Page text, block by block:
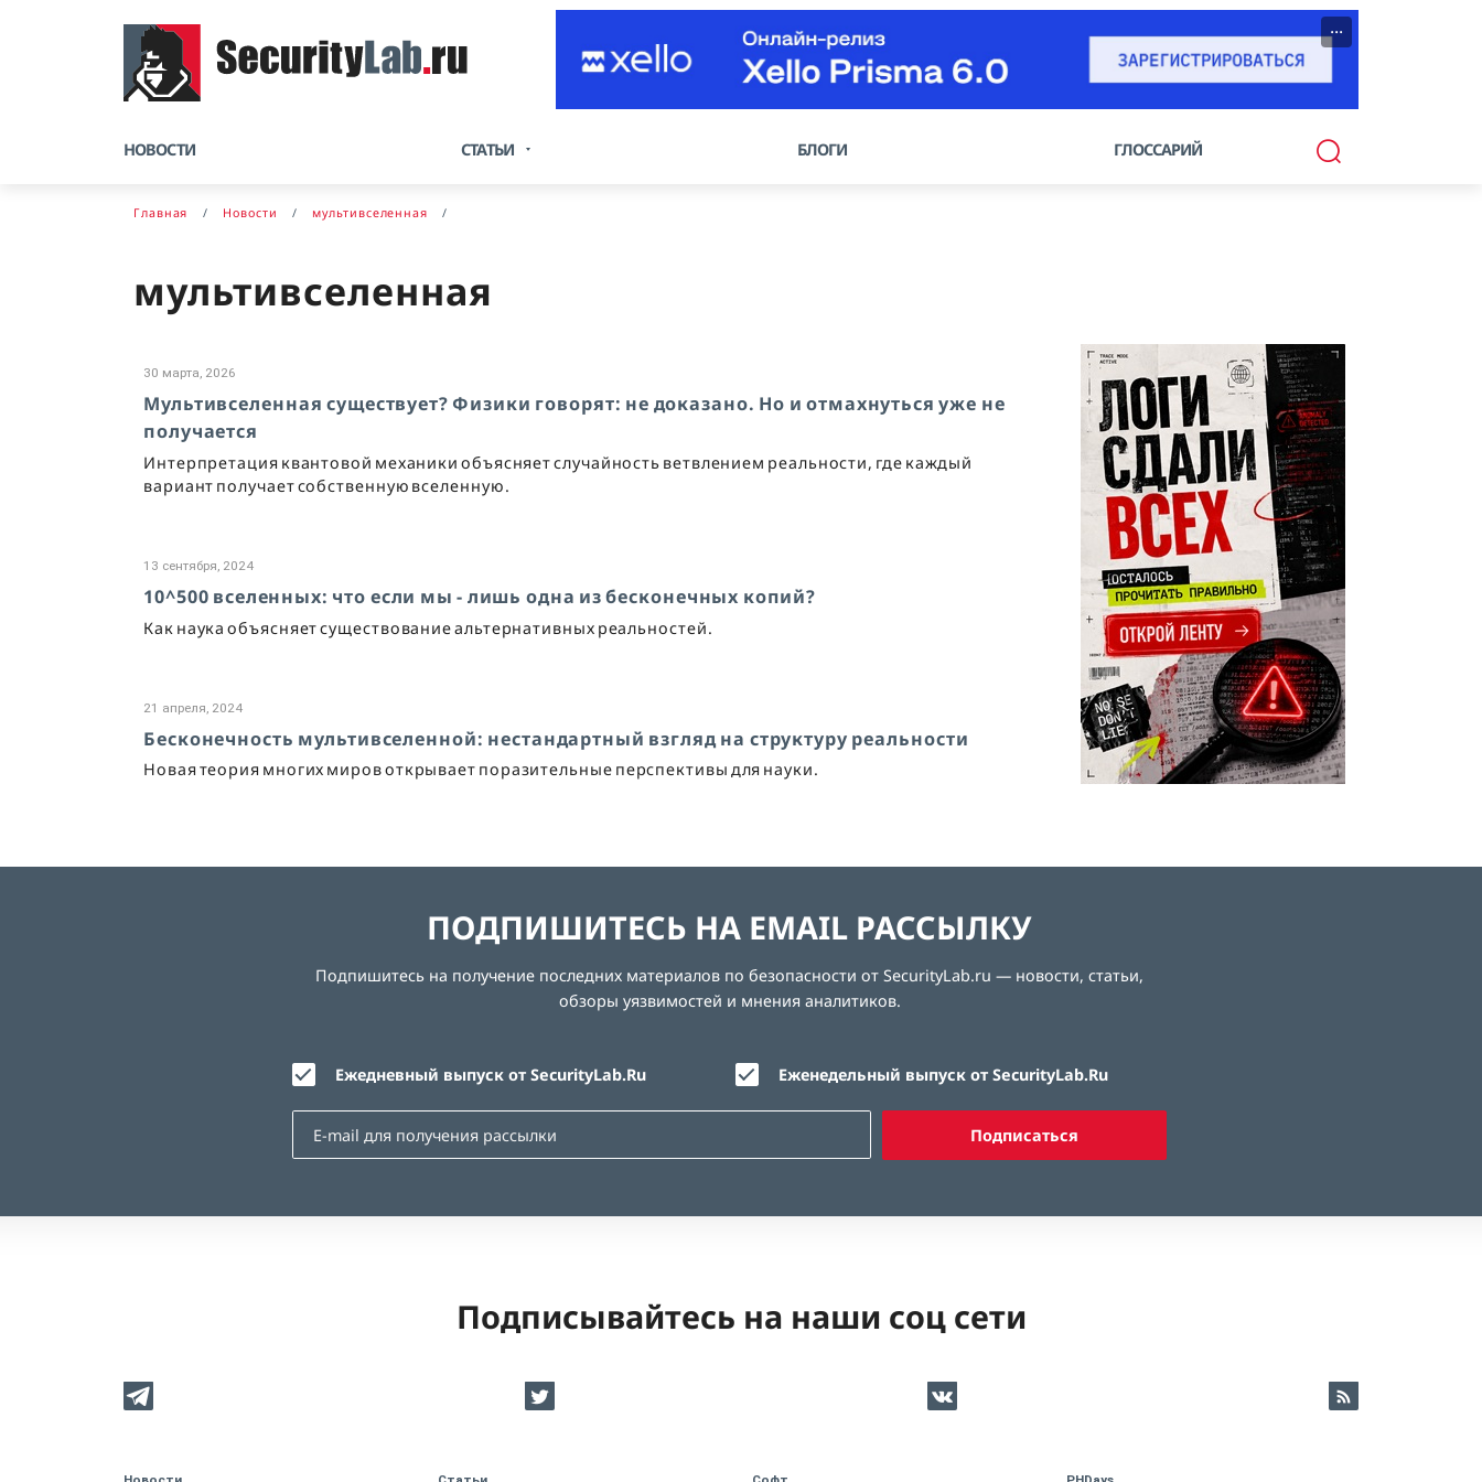
···
НОВОСТИ СТАТЬИ БЛОГИ ГЛОССАРИЙ
Главная Новости мультивселенная
мультивселенная
30 марта, 2026
Мультивселенная существует? Физики говорят: не доказано. Но и отмахнуться уже не
получается
Интерпретация квантовой механики объясняет случайность ветвлением реальности, где каждый
вариант получает собственную вселенную.
13 сентября, 2024
10^500 вселенных: что если мы - лишь одна из бесконечных копий?
Как наука объясняет существование альтернативных реальностей.
21 апреля, 2024
Бесконечность мультивселенной: нестандартный взгляд на структуру реальности
Новая теория многих миров открывает поразительные перспективы для науки.
ПОДПИШИТЕСЬ НА EMAIL РАССЫЛКУ
Подпишитесь на получение последних материалов по безопасности от SecurityLab.ru — новости, статьи,
обзоры уязвимостей и мнения аналитиков.
Ежедневный выпуск от SecurityLab.Ru Еженедельный выпуск от SecurityLab.Ru
Подписаться
Подписывайтесь на наши соц сети